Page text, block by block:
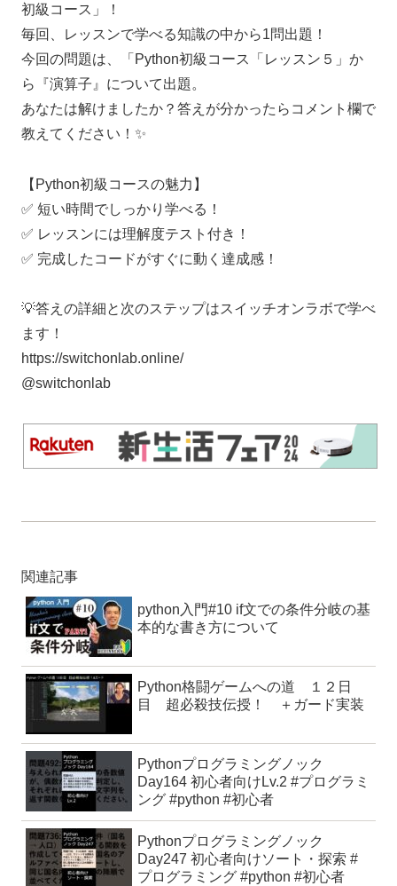
初級コース」！
毎回、レッスンで学べる知識の中から1問出題！
今回の問題は、「Python初級コース「レッスン５」か
ら『演算子』について出題。
あなたは解けましたか？答えが分かったらコメント欄で
教えてください！✨
【Python初級コースの魅力】
✅ 短い時間でしっかり学べる！
✅ レッスンには理解度テスト付き！
✅ 完成したコードがすぐに動く達成感！
💡答えの詳細と次のステップはスイッチオンラボで学べ
ます！
https://switchonlab.online/
@switchonlab
関連記事
python入門#10 if文での条件分岐の基
本的な書き方について
Python格闘ゲームへの道 １２日
目 超必殺技伝授！ ＋ガード実装
Pythonプログラミングノック
Day164 初心者向けLv.2 #プログラミ
ング #python #初心者
Pythonプログラミングノック
Day247 初心者向けソート・探索 #
プログラミング #python #初心者